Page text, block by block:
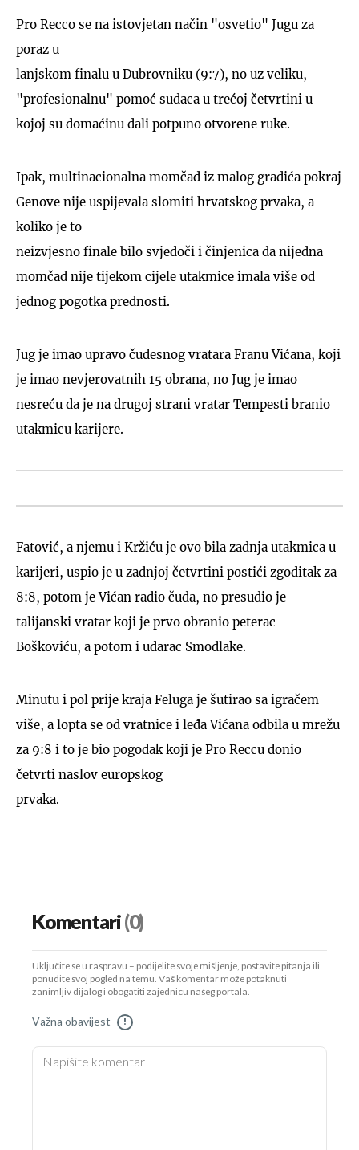
Pro Recco se na istovjetan način "osvetio" Jugu za
poraz u
lanjskom finalu u Dubrovniku (9:7), no uz veliku,
"profesionalnu" pomoć sudaca u trećoj četvrtini u
kojoj su domaćinu dali potpuno otvorene ruke.
Ipak, multinacionalna momčad iz malog gradića pokraj
Genove nije uspijevala slomiti hrvatskog prvaka, a
koliko je to
neizvjesno finale bilo svjedoči i činjenica da nijedna
momčad nije tijekom cijele utakmice imala više od
jednog pogotka prednosti.
Jug je imao upravo čudesnog vratara Franu Vićana, koji
je imao nevjerovatnih 15 obrana, no Jug je imao
nesreću da je na drugoj strani vratar Tempesti branio
utakmicu karijere.
Fatović, a njemu i Kržiću je ovo bila zadnja utakmica u
karijeri, uspio je u zadnjoj četvrtini postići zgoditak za
8:8, potom je Vićan radio čuda, no presudio je
talijanski vratar koji je prvo obranio peterac
Boškoviću, a potom i udarac Smodlake.
Minutu i pol prije kraja Feluga je šutirao sa igračem
više, a lopta se od vratnice i leđa Vićana odbila u mrežu
za 9:8 i to je bio pogodak koji je Pro Reccu donio
četvrti naslov europskog
prvaka.
Komentari(0)
Uključite se u raspravu – podijelite svoje mišljenje, postavite pitanja ili
ponudite svoj pogled na temu. Vaš komentar može potaknuti
zanimljiv dijalog i obogatiti zajednicu našeg portala.
Važna obavijest !